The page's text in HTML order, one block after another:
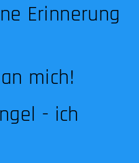
Erinnerung
mich!
- ich